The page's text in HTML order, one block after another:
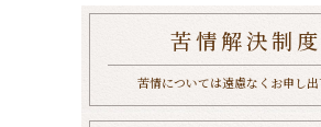
苦情解決制度
苦情については遠慮なくお申し